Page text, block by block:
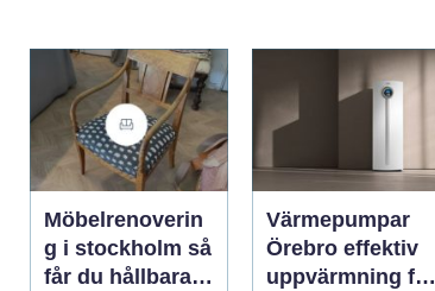
Möbelrenoverin
g i stockholm så
får du hållbara
Värmepumpar
Örebro effektiv
uppvärmning för